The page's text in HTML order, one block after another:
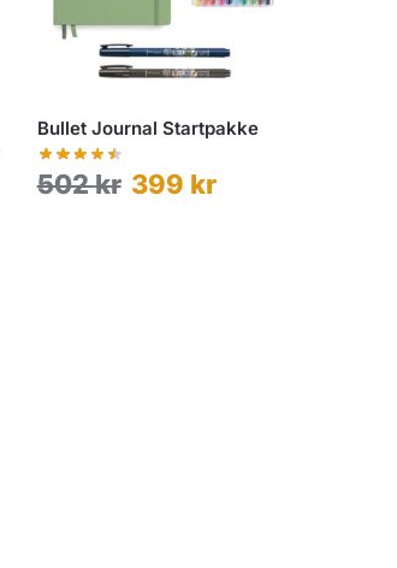
Bullet Journal Startpakke
502kr 399 kr